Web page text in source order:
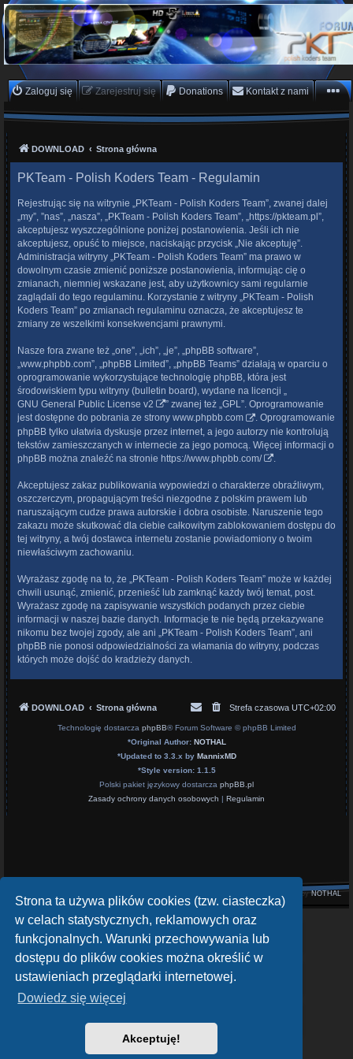
Strona ta używa plików cookies (tzw. ciasteczka)
w celach statystycznych, reklamowych oraz
funkcjonalnych. Warunki przechowywania lub
dostępu do plików cookies można określić w
ustawieniach przeglądarki internetowej.
Dowiedz się więcej
Akceptuję!
PKTeam - Polish Koders
Team
Hyperion, Enigma, E2, PKT, listy kanałów, oscam
Zaloguj się Zarejestruj się Donations Kontakt z nami
DOWNLOAD Strona główna
PKTeam - Polish Koders Team - Regulamin
Rejestrując się na witrynie „PKTeam - Polish Koders Team”, zwanej dalej
„my”, ”nas”, „nasza”, „PKTeam - Polish Koders Team”, „https://pkteam.pl”,
akceptujesz wyszczególnione poniżej postanowienia. Jeśli ich nie
akceptujesz, opuść to miejsce, naciskając przycisk „Nie akceptuję”.
Administracja witryny „PKTeam - Polish Koders Team” ma prawo w
dowolnym czasie zmienić poniższe postanowienia, informując cię o
zmianach, niemniej wskazane jest, aby użytkownicy sami regularnie
zaglądali do tego regulaminu. Korzystanie z witryny „PKTeam - Polish
Koders Team” po zmianach regulaminu oznacza, że akceptujesz te
zmiany ze wszelkimi konsekwencjami prawnymi.
Nasze fora zwane też „one”, „ich”, „je”, „phpBB software”,
„www.phpbb.com”, „phpBB Limited”, „phpBB Teams” działają w oparciu o
oprogramowanie wykorzystujące technologię phpBB, która jest
środowiskiem typu witryny (bulletin board), wydane na licencji „
GNU General Public License v2
” zwanej też „GPL”. Oprogramowanie
jest dostępne do pobrania ze strony www.phpbb.com
. Oprogramowanie
phpBB tylko ułatwia dyskusje przez internet, a jego autorzy nie kontrolują
tekstów zamieszczanych w internecie za jego pomocą. Więcej informacji o
phpBB można znaleźć na stronie https://www.phpbb.com/
Akceptujesz zakaz publikowania wypowiedzi o charakterze obraźliwym,
oszczerczym, propagującym treści niezgodne z polskim prawem lub
naruszającym cudze prawa autorskie i dobra osobiste. Naruszenie tego
zakazu może skutkować dla ciebie całkowitym zablokowaniem dostępu do
tej witryny, a twój dostawca internetu zostanie powiadomiony o twoim
niewłaściwym zachowaniu.
Wyrażasz zgodę na to, że „PKTeam - Polish Koders Team” może w każdej
chwili usunąć, zmienić, przenieść lub zamknąć każdy twój temat, post.
Wyrażasz zgodę na zapisywanie wszystkich podanych przez ciebie
informacji w naszej bazie danych. Informacje te nie będą przekazywane
nikomu bez twojej zgody, ale ani „PKTeam - Polish Koders Team”, ani
phpBB nie ponosi odpowiedzialności za włamania do witryny, podczas
których może dojść do kradzieży danych.
DOWNLOAD Strona główna Strefa czasowa UTC+02:00
Technologię dostarcza phpBB® Forum Software © phpBB Limited
*Original Author: NOTHAL
*Updated to 3.3.x by MannixMD
*Style version: 1.1.5
Polski pakiet językowy dostarcza phpBB.pl
Zasady ochrony danych osobowych | Regulamin
Style byNOTHAL
https://www.opena.tv/
OpenPLi - Open Source Set-Top Box Software